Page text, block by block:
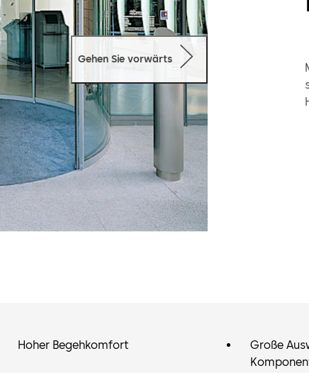
Gehen Sie vorwärts
Hoher Begehkomfort
Große